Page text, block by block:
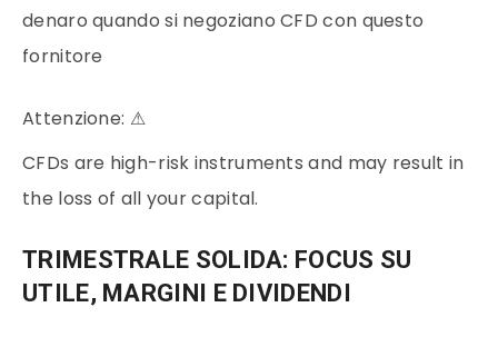
denaro quando si negoziano CFD con questo
fornitore
Attenzione: ⚠
CFDs are high-risk instruments and may result in
the loss of all your capital.
TRIMESTRALE SOLIDA: FOCUS SU
UTILE, MARGINI E DIVIDENDI